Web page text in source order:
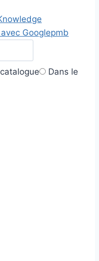
Googlepmb
Dans le